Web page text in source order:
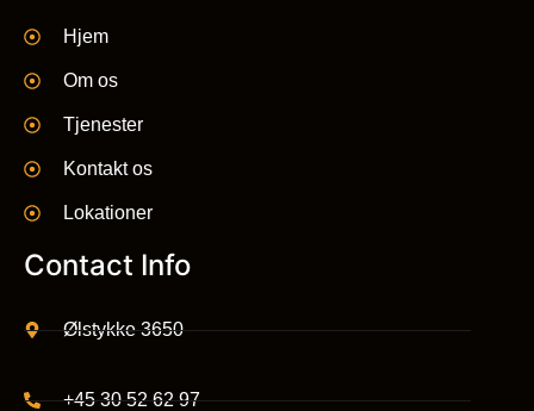
Hjem
Om os
Tjenester
Kontakt os
Lokationer
Contact Info
Ølstykke 3650
+45 30 52 62 97